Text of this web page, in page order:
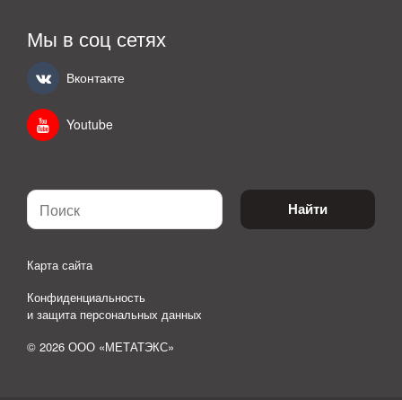
Мы в соц сетях
Вконтакте
Youtube
Найти
Карта сайта
Конфиденциальность
и защита персональных данных
© 2026 ООО «МЕТАТЭКС»